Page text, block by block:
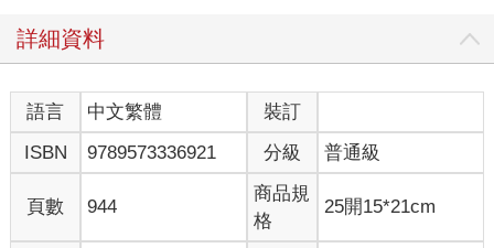
波特的儀容，他們是那種認為邋遢也應該受法律制裁的人。不過
直接對著花壇張望時才看得到。
基本上，哈利認為躲在這裡的點子相當不賴。躺在火熱堅硬的地
面也許不太舒服，但是相對地，沒有人會怒目瞪他，呼來喝去地
不讓他聽新聞，或動不動就惡意地對他提出一堆問題。這些情形
在他每次想坐在客廳，和阿姨、姨丈一起看電視的時候必定會發
詳細資料
語言 中文繁體
裝訂
ISBN
9789573336921 分級 普通級
頁數 944
商品規
格
25開15*21cm